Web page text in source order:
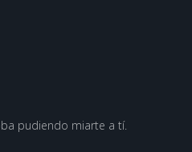
pudiendo miarte a tí.